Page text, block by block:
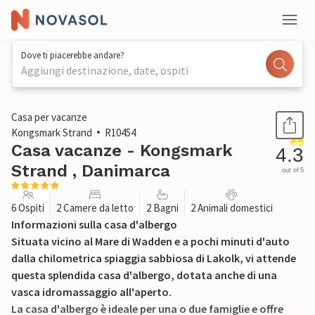
Dove ti piacerebbe andare?
Aggiungi destinazione, date, ospiti
1 / 30
Casa per vacanze
Kongsmark Strand
R10454
Casa vacanze - Kongsmark
Strand , Danimarca
4.3
out of 5
6 Ospiti 2 Camere da letto 2 Bagni 2 Animali domestici
Informazioni sulla casa d'albergo
Situata vicino al Mare di Wadden e a pochi minuti d'auto
dalla chilometrica spiaggia sabbiosa di Lakolk, vi attende
questa splendida casa d'albergo, dotata anche di una
vasca idromassaggio all'aperto.
La casa d'albergo è ideale per una o due famiglie e offre